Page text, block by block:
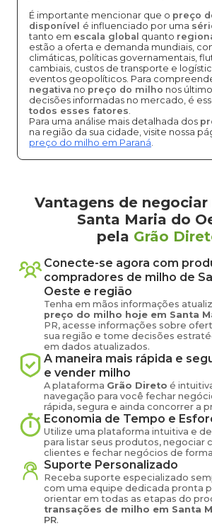
É importante mencionar que o preço
disponível é influenciado por uma
tanto em escala global quanto
estão a oferta e demanda mundiais,
climáticas, políticas governamentais,
cambiais, custos de transporte e
eventos geopolíticos. Para
negativa no preço do milho nos
decisões informadas no mercado, é
todos esses fatores.
Para uma análise mais detalhada dos
na região da sua cidade, visite nossa
preço do milho em Paraná.
Vantagens de
Santa Maria do
pela Grão
Conecte-se agora com
compradores de milho de
Oeste e região
Tenha em mãos informações
preço do milho hoje em Santa
PR, acesse informações sobre
sua região e tome decisões
em dados atualizados.
A maneira mais rápida e
e vender milho
A plataforma Grão Direto é
navegação para você fechar
rápida, segura e ainda concorrer a
Economia de Tempo e
Utilize uma plataforma intuitiva e
para listar seus produtos, negociar
clientes e fechar negócios de
Suporte Personalizado
Receba suporte especializado
com uma equipe dedicada pronta
orientar em todas as etapas do
transações de milho em Santa
PR.